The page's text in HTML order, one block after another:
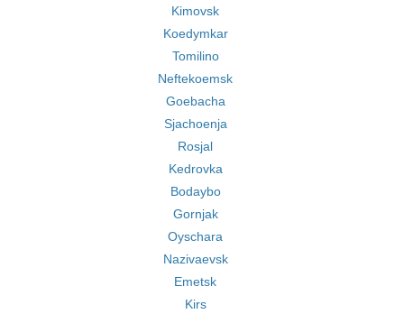
Kimovsk
Koedymkar
Tomilino
Neftekoemsk
Goebacha
Sjachoenja
Rosjal
Kedrovka
Bodaybo
Gornjak
Oyschara
Nazivaevsk
Emetsk
Kirs